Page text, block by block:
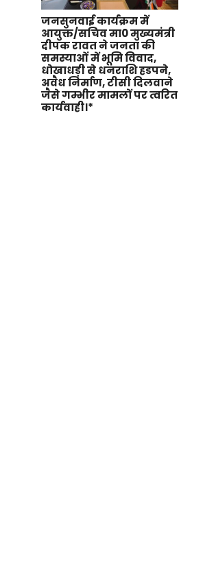
जनसुनवाई कार्यक्रम में
आयुक्त/सचिव मा0 मुख्यमंत्री
दीपक रावत ने जनता की
समस्याओं में भूमि विवाद,
धोखाधड़ी से धनराशि हडपने,
अवैध निर्माण, टीसी दिलवाने
जैसे गम्भीर मामलों पर त्वरित
कार्यवाही।*